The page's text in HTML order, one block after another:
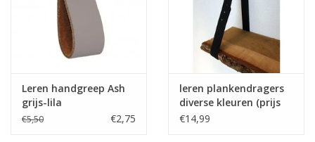
Leren handgreep Ash
grijs-lila
€5,50 €2,75
leren plankendragers
diverse kleuren (prijs
per stuk)
€14,99